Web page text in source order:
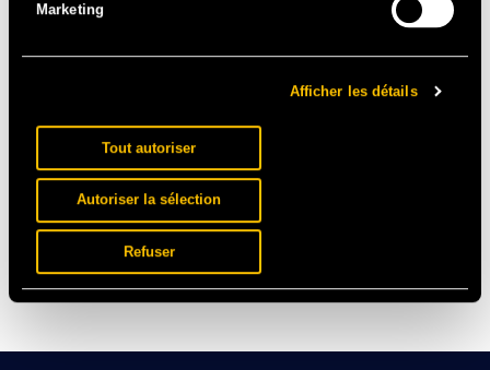
Marketing
Afficher les détails
Tout autoriser
Autoriser la sélection
Refuser